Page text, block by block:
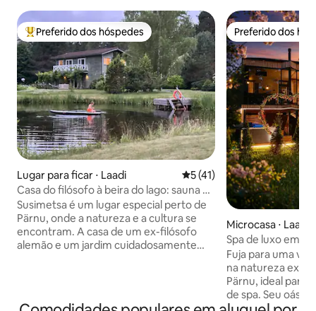
Entre os melhores preferidos dos hóspedes
Preferido dos hóspedes
Lugar para ficar ⋅ Laadi 5 de uma avaliação média
5 (41)
Casa do filósofo à beira do lago: sauna e
banheira de hidromassagem
Susimetsa é um lugar especial perto de
Pärnu, onde a natureza e a cultura se
encontram. A casa de um ex-filósofo
alemão e um jardim cuidadosamente
Preferido dos
Preferido dos
Microcasa ⋅ Laadi
Spa de luxo em
Fuja para uma
na natureza
Pärnu, ideal para
de spa. Seu oásis
aquecida com